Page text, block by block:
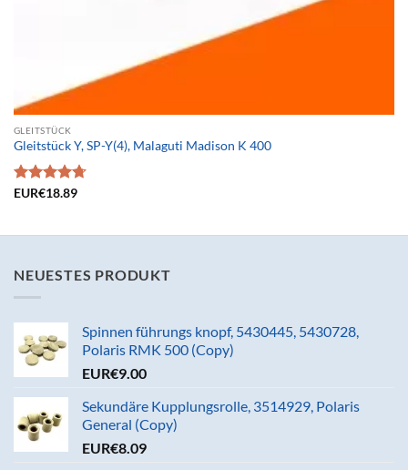
GLEITSTÜCK
Gleitstück Y, SP-Y(4), Malaguti Madison K 400
Bewertet
EUR€18.89
NEUESTES PRODUKT
Spinnen führungs knopf, 5430445, 5430728,
Polaris RMK 500 (Copy)
EUR€9.00
Sekundäre Kupplungsrolle, 3514929, Polaris
General (Copy)
EUR€8.09